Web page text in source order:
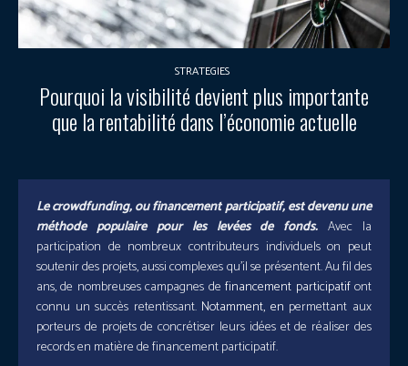
STRATEGIES
Pourquoi la visibilité devient plus importante
que la rentabilité dans l’économie actuelle
Le crowdfunding, ou financement participatif, est devenu une
méthode populaire pour les levées de fonds. Avec la
participation de nombreux contributeurs individuels on peut
soutenir des projets, aussi complexes qu’il se présentent. Au fil des
ans, de nombreuses campagnes definancement participatifont
connu un succès retentissant. Notamment, en permettant aux
porteurs de projets de concrétiser leurs idées et de réaliser des
records en matière de financement participatif.